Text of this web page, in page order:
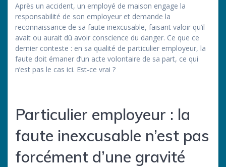
Après un accident, un employé de maison engage la
responsabilité de son employeur et demande la
reconnaissance de sa faute inexcusable, faisant valoir qu’il
avait ou aurait dû avoir conscience du danger. Ce que ce
dernier conteste : en sa qualité de particulier employeur, la
faute doit émaner d’un acte volontaire de sa part, ce qui
n’est pas le cas ici. Est-ce vrai ?
Particulier employeur : la
faute inexcusable n’est pas
forcément d’une gravité